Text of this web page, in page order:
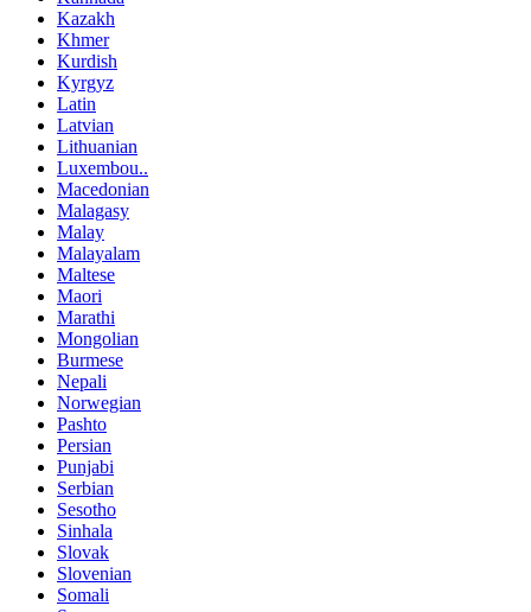
Kazakh
Khmer
Kurdish
Kyrgyz
Latin
Latvian
Lithuanian
Luxembou..
Macedonian
Malagasy
Malay
Malayalam
Maltese
Maori
Marathi
Mongolian
Burmese
Nepali
Norwegian
Pashto
Persian
Punjabi
Serbian
Sesotho
Sinhala
Slovak
Slovenian
Somali